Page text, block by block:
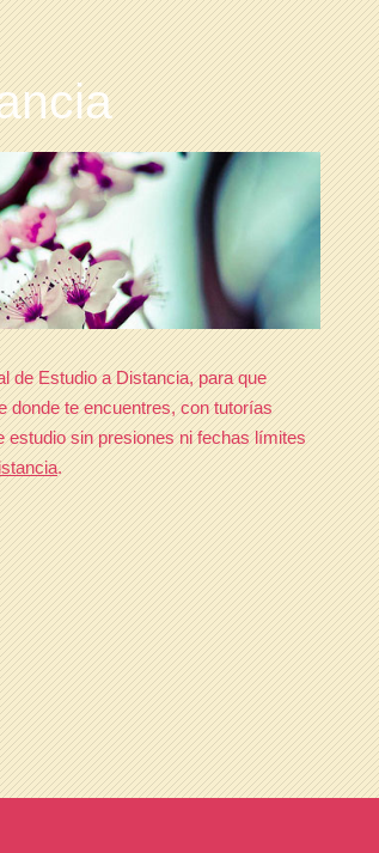
de Estudio a Distancia, para que
donde te encuentres, con tutorías
estudio sin presiones ni fechas límites
.